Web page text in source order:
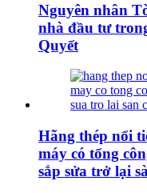
Nguyên nhân
nhà đầu tư
Quyết
Hãng thép nổi
máy có tổng
sắp sửa trở lại